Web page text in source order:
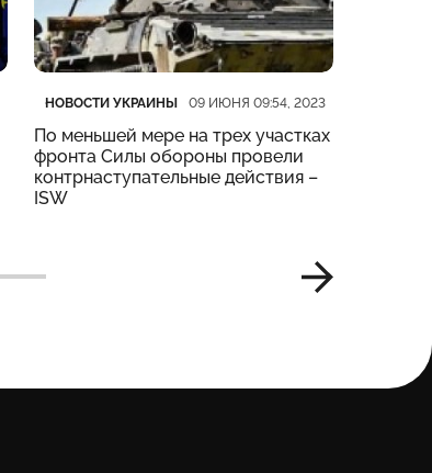
Категория
НОВОСТИ УКРАИНЫ
Дата публикации 09 ИЮНЯ 09:54, 2023
По меньшей мере на трех участках
фронта Силы обороны провели
контрнаступательные действия –
ISW